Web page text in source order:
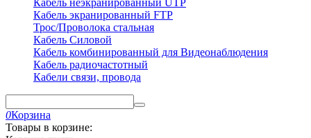
Кабель неэкранированный UTP
Кабель экранированный FTP
Трос/Проволока стальная
Кабель Силовой
Кабель комбинированный для Видеонаблюдения
Кабель радиочастотный
Кабели связи, провода
0Корзина
Товары в корзине: